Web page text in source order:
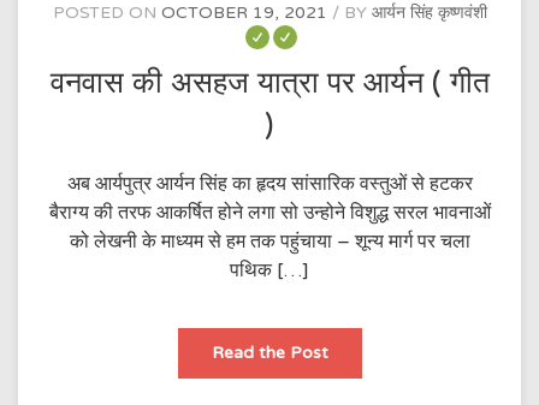
POSTED ON OCTOBER 19, 2021 BY आर्यन सिंह कृष्णवंशी
वनवास की असहज यात्रा पर आर्यन ( गीत
)
अब आर्यपुत्र आर्यन सिंह का हृदय सांसारिक वस्तुओं से हटकर
बैराग्य की तरफ आकर्षित होने लगा सो उन्होने विशुद्ध सरल भावनाओं
को लेखनी के माध्यम से हम तक पहुंचाया – शून्य मार्ग पर चला
पथिक […]
Read the Postवनवास
असहज